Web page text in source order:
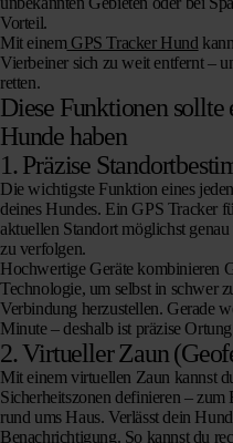
Vorteil.
Mit einem GPS Tracker Hund
Vierbeiner sich zu weit entfernt –
retten.
Diese Funktionen
Hunde haben
1.Präzise
Die wichtigste Funktion eines
deines Hundes. Ein GPS Tracker
aktuellen Standort möglichst
zu verfolgen.
Hochwertige Geräte
Technologie, um selbst in schwer
Verbindung herzustellen. Gerade
Minute – deshalb ist präzise
2.Virtueller Zaun
Mit einem virtuellen Zaun kannst
Sicherheitszonen definieren –
rund ums Haus. Verlässt dein
Benachrichtigung. So kannst du